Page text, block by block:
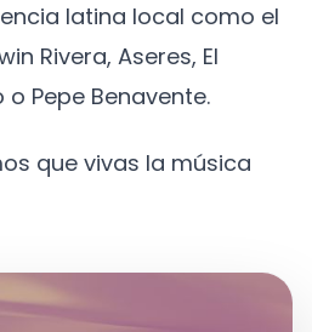
latina local como el
Rivera, Aseres, El
Pepe Benavente.
que vivas la música